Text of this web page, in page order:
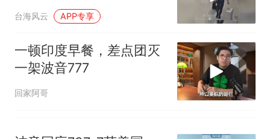
头丸和少量冰毒
台海风云 APP专享
一顿印度早餐，差点团灭
一架波音777
回家阿哥